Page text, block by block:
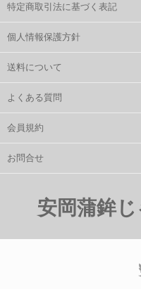
特定商取引法に基づく表記
個人情報保護方針
送料について
よくある質問
会員規約
お問合せ
安岡蒲鉾